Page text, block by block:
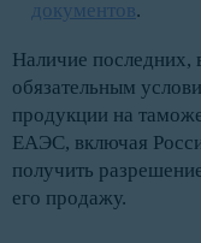
документов.
Наличие последних,
обязательным
продукции на
ЕАЭС, включая
получить
его продажу.